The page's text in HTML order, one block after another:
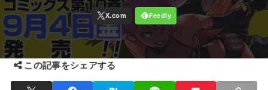
この記事をシェアする